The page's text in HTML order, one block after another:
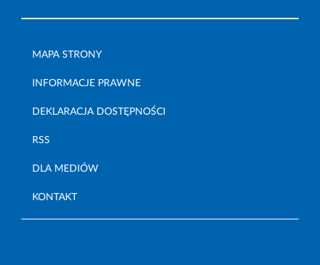
MAPA STRONY
INFORMACJE PRAWNE
DEKLARACJA DOSTĘPNOŚCI
RSS
DLA MEDIÓW
KONTAKT